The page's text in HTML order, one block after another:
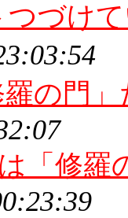
つづけ
羅の門
「修